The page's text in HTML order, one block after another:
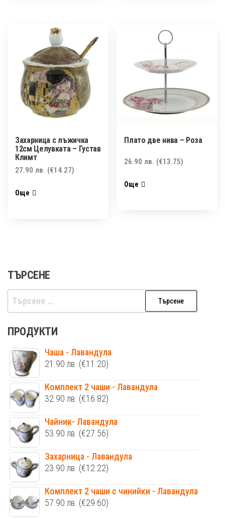
Захарница с лъжичка
12см Целувката – Густав
Климт
27.90 лв. (€14.27)
Още
Плато две нива – Розa
26.90лв. (€13.75)
Още
ТЪРСЕНЕ
Търсене
за:
ПРОДУКТИ
Чаша - Лавандула
21.90 лв. (€11.20)
Комплект 2 чаши - Лавандула
32.90 лв. (€16.82)
Чайник- Лавандула
53.90 лв. (€27.56)
Захарница - Лавандула
23.90 лв. (€12.22)
Комплект 2 чаши с чинийки - Лавандула
57.90 лв. (€29.60)